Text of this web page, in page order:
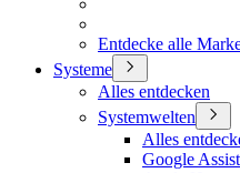
Entdecke alle
Systeme
Alles entdecken
Systemwelten
Alles
Google